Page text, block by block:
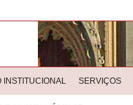
INSTITUCIONAL SERVIÇOS